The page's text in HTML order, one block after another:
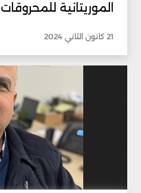
الموريتانية للمحروقات
21 كانون الثاني 2024